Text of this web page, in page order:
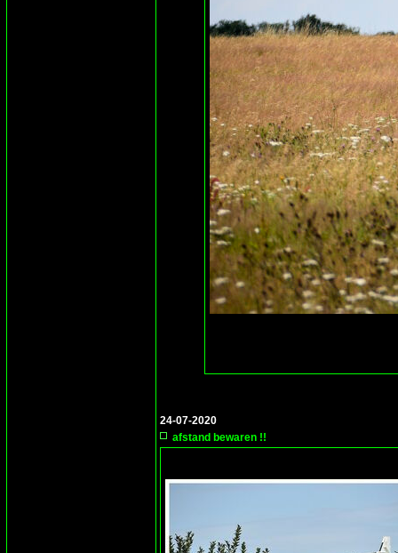
24-07-2020
afstand bewaren !!